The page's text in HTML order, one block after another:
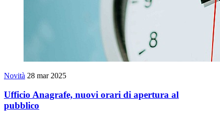
Novità 28 mar 2025
Ufficio Anagrafe, nuovi orari di apertura al
pubblico